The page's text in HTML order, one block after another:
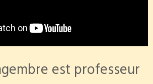
est professeur